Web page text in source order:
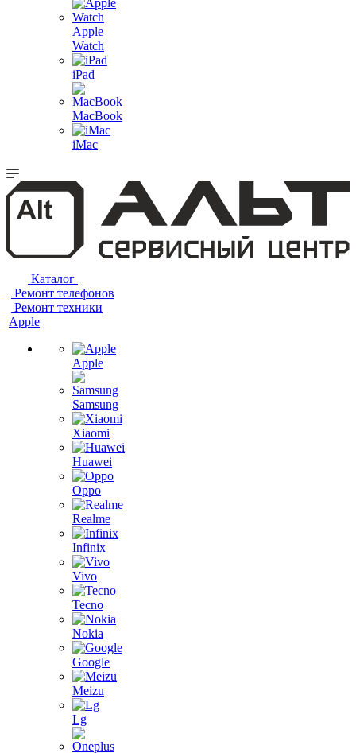
Apple
Watch
iPad
MacBook
iMac
Каталог
Ремонт телефонов
Ремонт техники
Apple
Apple
Samsung
Xiaomi
Huawei
Oppo
Realme
Infinix
Vivo
Tecno
Nokia
Google
Meizu
Lg